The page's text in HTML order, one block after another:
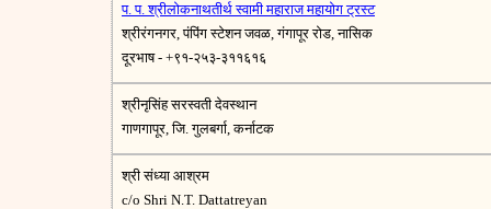
प. प. श्रीलोकनाथतीर्थ स्वामी महाराज महायोग ट्रस्ट
श्रीरंगनगर, पंपिंग स्टेशन जवळ, गंगापूर रोड, नासिक
दूरभाष - +९१-२५३-३११६१६
श्रीनृसिंह सरस्वती देवस्थान
गाणगापूर, जि. गुलबर्गा, कर्नाटक
श्री संध्या आश्रम
c/o Shri N.T. Dattatreyan